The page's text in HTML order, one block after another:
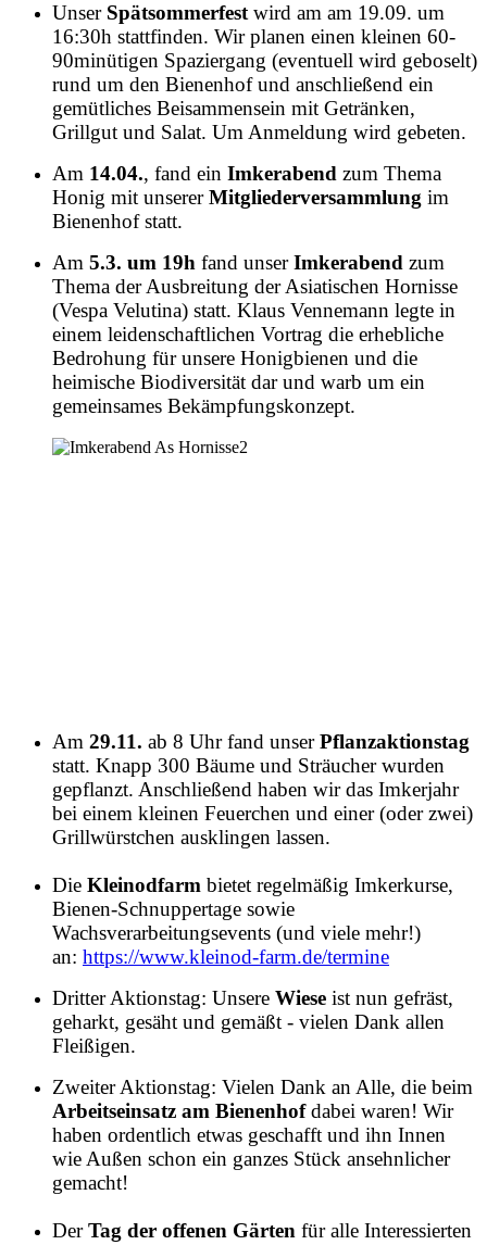
Unser Spätsommerfest wird am am 19.09. um
16:30h stattfinden. Wir planen einen kleinen 60-
90minütigen Spaziergang (eventuell wird geboselt)
rund um den Bienenhof und anschließend ein
gemütliches Beisammensein mit Getränken,
Grillgut und Salat. Um Anmeldung wird gebeten.
Am 14.04., fand ein Imkerabend zum Thema
Honig mit unsererMitgliederversammlung im
Bienenhof statt.
Am 5.3. um 19h fand unserImkerabend zum
Thema der Ausbreitung der Asiatischen Hornisse
(Vespa Velutina) statt. Klaus Vennemann legte in
einem leidenschaftlichen Vortrag die erhebliche
Bedrohung für unsere Honigbienen und die
heimische Biodiversität dar und warb um ein
gemeinsames Bekämpfungskonzept.
Am 29.11. ab 8 Uhr fand unserPflanzaktionstag
statt. Knapp 300 Bäume und Sträucher wurden
gepflanzt. Anschließend haben wir das Imkerjahr
bei einem kleinen Feuerchen und einer (oder zwei)
Grillwürstchen ausklingen lassen.
Die Kleinodfarm bietet regelmäßig Imkerkurse,
Bienen-Schnuppertage sowie
Wachsverarbeitungsevents (und viele mehr!)
an: https://www.kleinod-farm.de/termine
Dritter Aktionstag: Unsere Wiese ist nun gefräst,
geharkt, gesäht und gemäßt - vielen Dank allen
Fleißigen.
Zweiter Aktionstag: Vielen Dank an Alle, die beim
Arbeitseinsatz am Bienenhofdabei waren! Wir
haben ordentlich etwas geschafft und ihn Innen
wie Außen schon ein ganzes Stück ansehnlicher
gemacht!
DerTag der offenen Gärten für alle Interessierten